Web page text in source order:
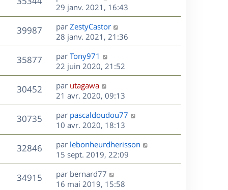
e
s
a
g
e
m
e
s
s
a
g
e
s
i
e
r
m
e
s
s
a
g
e
u
s
e
r
n
i
e
r
m
e
s
s
a
g
e
29 janv. 2021, 16:43
39987V
u
s
D
e
r
n
i
e
r
m
e
s
s
a
g
e
par ZestyCastor
28 janv. 2021, 21:36
35877V
u
e
D
e
r
n
i
e
r
m
e
s
s
a
g
e
par Tony971
22 juin 2020, 21:52
30452V
u
D
e
r
n
i
e
r
m
e
s
s
par utagawa
21 avr. 2020, 09:13
30735V
u
e
D
e
r
n
i
e
r
m
par pascaldoudou77
10 avr. 2020, 18:13
32846V
u
D
e
r
n
i
par lebonheurdherisson
15 sept. 2019, 22:09
34915V
D
e
par bernard77
16 mai 2019, 15:58